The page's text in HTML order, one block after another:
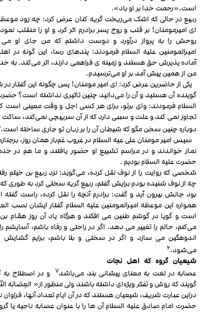
است.«رحمت خدا بر او باد».
ربیع در حالی که اشک می‌ریخت گریه کنان عرض کرد: چه زود
ای امیرمومنان! بر قلب و روح پسر برادرم اثر کرد و او را منقلب
روحش را به پرواز درآورد و دوست داشتم که من جای او می
امیرالمومنین علیه السلام فرمودند: پندهای رسا، این گونه در
آماده پذیرش حق هستند و زمینه‏ ی فراهمی دارند، اثر می‌کند. به
من از همین پیش آمد بر او می‌ترسیدم.
یکی از حاضرین عرض کرد: ای امیر مومنان! پس چگونه این گفتار در
گوینده آن هستید و آن را می‌دانید چنین تاثیری نداشته است؟
السلام فرمودند: وای برتو، برای هر کسی اجل و وقت معینی است
تجاوز نمی‏ کند و علت و سببی دارد که از آن سرپیچی نمی‌کند،
دوباره چنین سخن مگو که شیطان آن را بر زبان تو جاری ساخته است.
سپس امیر مومنان علی عیه السلام در غروب غم‌بار همان روز،
نماز خواندند و در مراسم تشییع او حضور یافتند و ما هم در
حضرت علیه السلام بودیم .
شخصی که روایت را از نوف نقل کرده، می‌گوید: نزد ربیع بن خیثم
چه از نوف شنیده بودم برایش گفتم، ربیع گریه سختی کرد به طوری
بود جانش بیرون آید و گفت: برادرم آنچه را نقل کرده، راست
همواره این موعظه امیرالمومنین علیه السلام گفتار ایشان نصب
است و گویا در گوشم طنین می ‏افکند و هرگاه یاد آن روز همّام
می‌کنم، حالم را تغییر می‏ دهد. اگر در راحتی و رفاه باشم، آسایشم
اندوهگین می ‏سازد و اگر در سختی و بلا باشم، برایم
می‌شود.۶
شیعیان گروه که اهل نجات
عصابه در لغت به معنای پیشانی بند می‌باشد۷
و در اصطلاح به
گویند که روش و تفکر ویژه‌ای داشته باشند ولی منظور از« العِصَابَه
دراین عبارت شریف، شیعیان هستند که در آن ایام تعداد آن‏ها، فراوان
حضرت امام صادق علیه السلام آن ها را با عنوان عصابه ناجیه یا